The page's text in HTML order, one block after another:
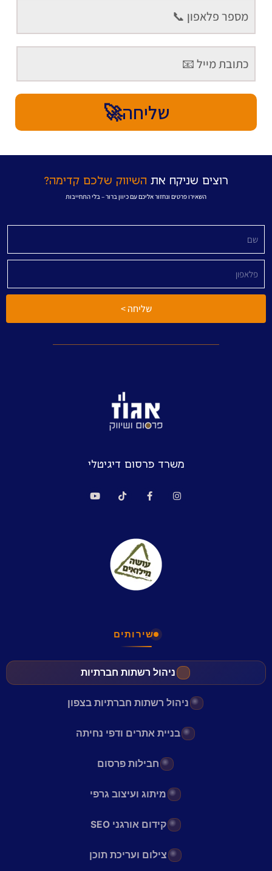
שליחה🚀
רוצים שניקח את השיווק שלכם קדימה?
השאירו פרטים ונחזור אליכם עם כיוון ברור – בלי התחייבות
שליחה >
משרד פרסום דיגיטלי
שירותים
ניהול רשתות חברתיות
ניהול רשתות חברתיות בצפון
בניית אתרים ודפי נחיתה
חבילות פרסום
מיתוג ועיצוב גרפי
קידום אורגני SEO
צילום ועריכת תוכן